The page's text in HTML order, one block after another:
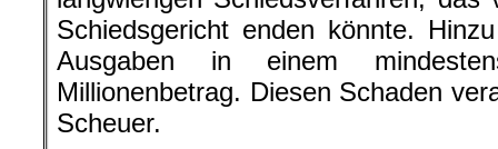
Schiedsgericht enden könnte.
Ausgaben in einem
Millionenbetrag. Diesen Schaden
Scheuer.